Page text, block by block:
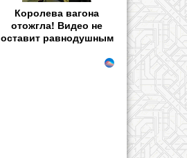
Королева вагона
отожгла! Видео не
оставит равнодушным